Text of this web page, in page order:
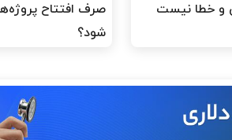
و خطا نیست
صرف افتتاح
شود؟